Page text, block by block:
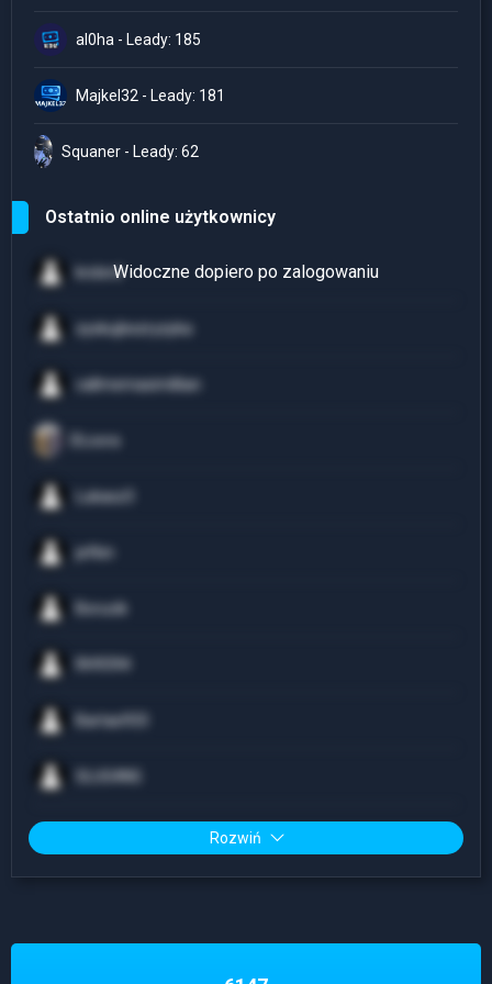
al0ha - Leady: 185
Majkel32 - Leady: 181
Squaner - Leady: 62
Ostatnio online użytkownicy
krslxrd
zyskujbezryzyka
callmemaximillian
DLoora
Lukasz3
jefkin
Borucik
Bartas933
Rozwiń